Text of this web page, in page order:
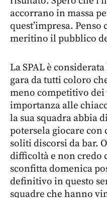
accorrano in massa
quest’impresa. Penso
meritino il pubblico
La SPAL è
gara da tutti coloro
meno competitivo
importanza alle
la sua squadra abbia
potersela giocare con
soliti discorsi da bar.
difficoltà e non credo
sconfitta domenica
definitivo in questo
squadre che hanno